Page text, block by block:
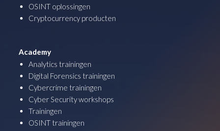
OSINT oplossingen
Cryptocurrency producten
Academy
Analytics trainingen
Digital Forensics trainingen
Cybercrime trainingen
Cyber Security workshops
Trainingen
OSINT trainingen